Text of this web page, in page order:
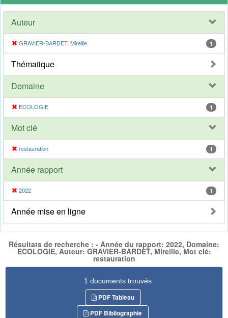
Auteur
GRAVIER-BARDET, Mireille 1
Thématique
Domaine
ECOLOGIE 1
Mot clé
restauration 1
Année rapport
2022 1
Année mise en ligne
Résultats de recherche : - Année du rapport: 2022, Domaine:
ECOLOGIE, Auteur: GRAVIER-BARDET, Mireille, Mot clé:
restauration
1 documents trouvés
PDF Tableau
PDF Bibliographie